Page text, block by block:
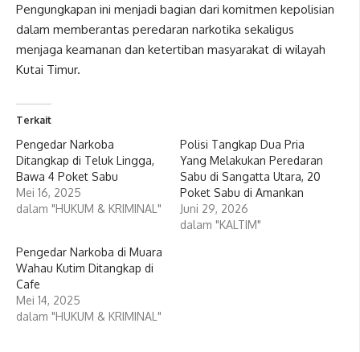
Pengungkapan ini menjadi bagian dari komitmen kepolisian
dalam memberantas peredaran narkotika sekaligus
menjaga keamanan dan ketertiban masyarakat di wilayah
Kutai Timur.
Terkait
Pengedar Narkoba
Ditangkap di Teluk Lingga,
Bawa 4 Poket Sabu
Mei 16, 2025
dalam "HUKUM & KRIMINAL"
Polisi Tangkap Dua Pria
Yang Melakukan Peredaran
Sabu di Sangatta Utara, 20
Poket Sabu di Amankan
Juni 29, 2026
dalam "KALTIM"
Pengedar Narkoba di Muara
Wahau Kutim Ditangkap di
Cafe
Mei 14, 2025
dalam "HUKUM & KRIMINAL"